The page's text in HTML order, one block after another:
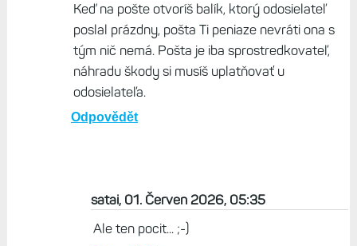
Keď na pošte otvoríš balík, ktorý odosielateľ
poslal prázdny, pošta Ti peniaze nevráti ona s
tým nič nemá. Pošta je iba sprostredkovateľ,
náhradu škody si musíš uplatňovať u
odosielateľa.
Odpovědět
satai, 01. Červen 2026, 05:35
Ale ten pocit... ;-)